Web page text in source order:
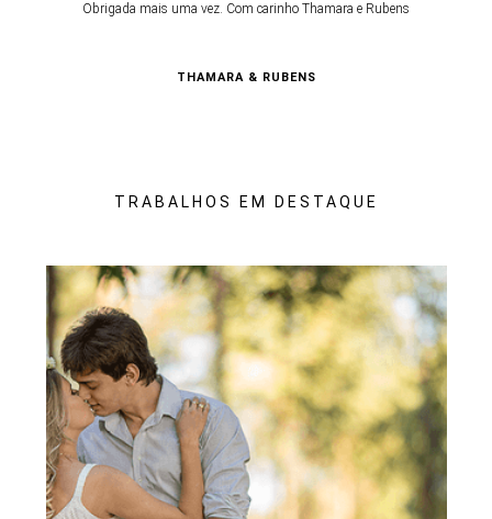
Obrigada mais uma vez. Com carinho Thamara e Rubens
THAMARA & RUBENS
TRABALHOS EM DESTAQUE